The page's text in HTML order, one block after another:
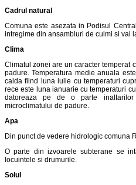
Cadrul natural
Comuna este asezata in Podisul
intregime din ansambluri de culmi si vai
Clima
Climatul zonei are un caracter temperat
padure. Temperatura medie anuala
calda fiind luna iulie cu temperaturi
rece este luna ianuarie cu temperaturi
datoreaza pe de o parte
microclimatului de padure.
Apa
Din punct de vedere hidrologic comuna
O parte din izvoarele subterane se
locuintele si drumurile.
Solul